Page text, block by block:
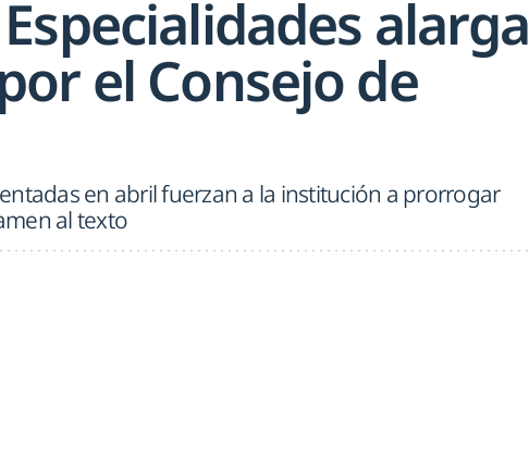
Especialidades alarga
el Consejo de
en abril fuerzan a la institución a prorrogar
al texto